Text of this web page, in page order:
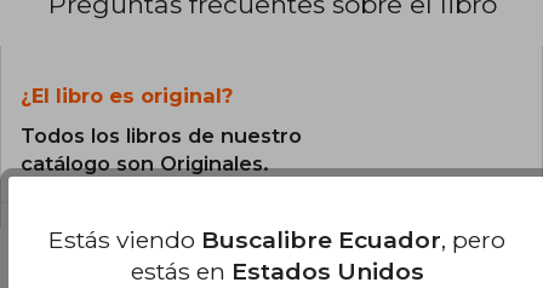
¿El libro es original?
Todos los libros de nuestro
catálogo son Originales.
Estás viendo Buscalibre Ecuador, pero
estás en Estados Unidos